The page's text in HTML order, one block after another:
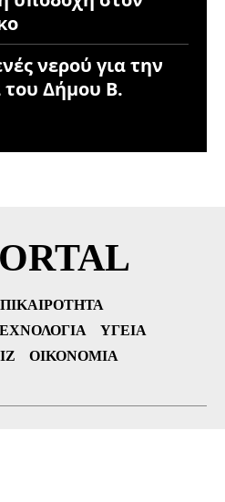
νερού για την
Δήμου Β.
ΥΓΕΊΑ
ΟΙΚΟΝΟΜΊΑ